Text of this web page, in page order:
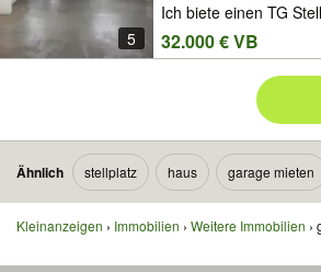
5
Ich biete einen TG
32.000 € VB
Ähnlich stellplatz haus garage mieten
Kleinanzeigen Immobilien Weitere Immobilien